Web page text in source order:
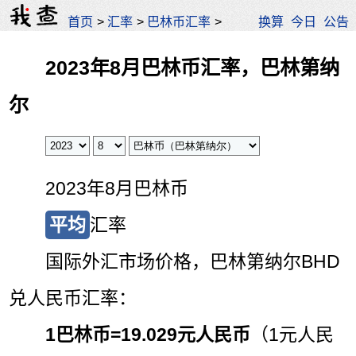
首页 >汇率 > 巴林币汇率 > 换算 今日 公告
2023年8月巴林币汇率，巴林第纳
尔
2023年8月巴林币
平均 汇率
国际外汇市场价格，巴林第纳尔BHD
兑人民币汇率：
1巴林币=19.029元人民币 （1元人民